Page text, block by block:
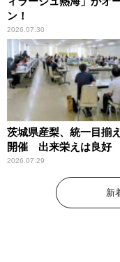
ン！
2026.07.30
茨城県産梨、統一目揃
開催 出来栄えは良好
2026.07.29
新